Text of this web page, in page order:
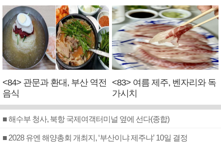
<84> 관문과 환대, 부산 역전
음식
<83> 여름 제주, 벤자리와 독
가시치
■ 해수부 청사, 북항 국제여객터미널 옆에 선다(종합)
■ 2028 유엔 해양총회 개최지, ‘부산이냐 제주냐’ 10일 결정